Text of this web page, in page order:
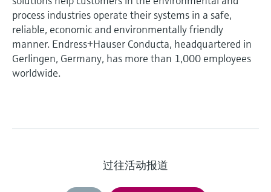
process industries operate their systems in a safe,
reliable, economic and environmentally friendly
manner. Endress+Hauser Conducta, headquartered in
Gerlingen, Germany, has more than 1,000 employees
worldwide.
过往活动报道